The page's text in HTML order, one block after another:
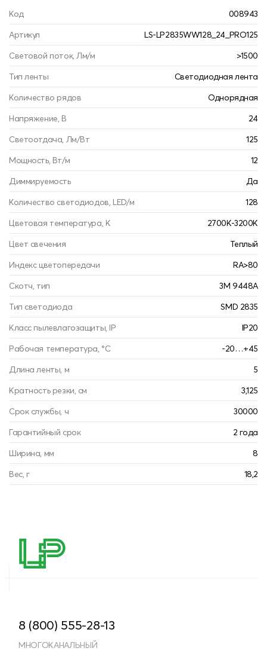
Код
008943
Артикул
LS-LP2835WW128_24_PRO125
Световой поток, Лм/м
>1500
Тип ленты
Светодиодная лента
Количество рядов
Однорядная
Напряжение, В
24
Светоотдача, Лм/Вт
125
Мощность, Вт/м
12
Диммируемость
Да
Количество светодиодов, LED/м
128
Цветовая температура, К
2700К-3200К
Цвет свечения
Теплый
Индекс цветопередачи
RA>80
Скотч, тип
3M 9448A
Тип светодиода
SMD 2835
Класс пылевлагозащиты, IP
IP20
Рабочая температура, °С
-20…+45
Длина ленты, м
5
Кратность резки, см
3,125
Срок службы, ч
30000
Гарантийный срок
2 года
Ширина, мм
8
Вес, г
18,2
8 (800) 555-28-13
МНОГОКАНАЛЬНЫЙ